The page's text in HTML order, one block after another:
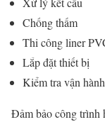
Chống thấm
Thi công liner
Lắp đặt thiết bị
Kiểm tra vận hành
Đảm bảo công trình